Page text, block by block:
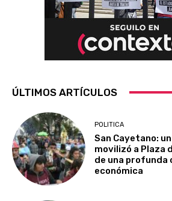
ÚLTIMOS ARTÍCULOS
POLITICA
San Cayetano:
movilizó a Plaza
de una profunda
económica